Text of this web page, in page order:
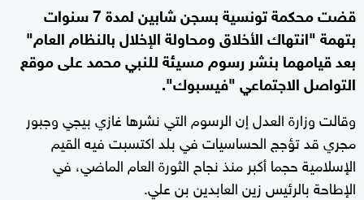
قضت محكمة تونسية بسجن شابين لمدة 7 سنوات
بتهمة "انتهاك الأخلاق ومحاولة الإخلال بالنظام العام"
بعد قيامهما بنشر رسوم مسيئة للنبي محمد على موقع
التواصل الاجتماعي "فيسبوك".
وقالت وزارة العدل إن الرسوم التي نشرها غازي بيجي وجبور
مجري قد تؤجج الحساسيات في بلد اكتسبت فيه القيم
الإسلامية حجما أكبر منذ نجاح الثورة العام الماضي، في
الإطاحة بالرئيس زين العابدين بن علي.